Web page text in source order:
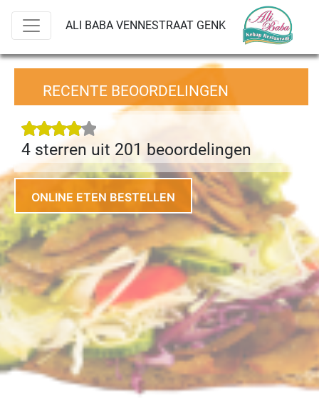
ALI BABA VENNESTRAAT GENK
RECENTE BEOORDELINGEN
4 sterren uit 201 beoordelingen
ONLINE ETEN BESTELLEN